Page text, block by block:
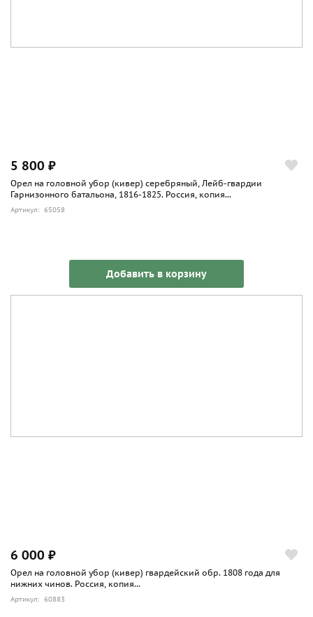
5 800 ₽
Орел на головной убор (кивер) серебряный, Лейб-гвардии
Гарнизонного батальона, 1816-1825. Россия, копия...
Артикул: 65058
Добавить в корзину
6 000 ₽
Орел на головной убор (кивер) гвардейский обр. 1808 года для
нижних чинов. Россия, копия...
Артикул: 60883